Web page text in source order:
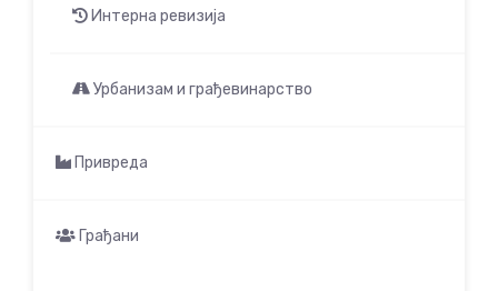
Интерна ревизија
Урбанизам и грађевинарство
Привреда
Грађани